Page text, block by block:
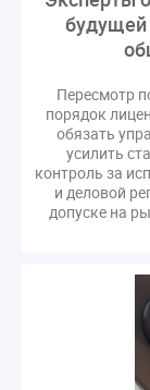
будущей
Пересмотр
порядок
обязать
усилить
контроль за
и деловой
допуске на